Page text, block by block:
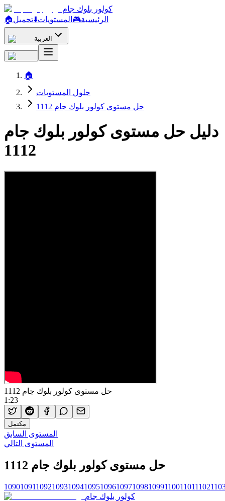
كولور بلوك جام
🏠
الرئيسية🎮 المستويات⬇️تحميل
العربية
🏠
حلول المستويات
حل مستوى كولور بلوك جام 1112
دليل حل مستوى كولور بلوك جام
1112
حل مستوى كولور بلوك جام 1112
1:23
مكتمل
المستوى السابق
المستوى التالي
حل مستوى كولور بلوك جام 1112
1090109110921093109410951096109710981099110011011102
كولور بلوك جام